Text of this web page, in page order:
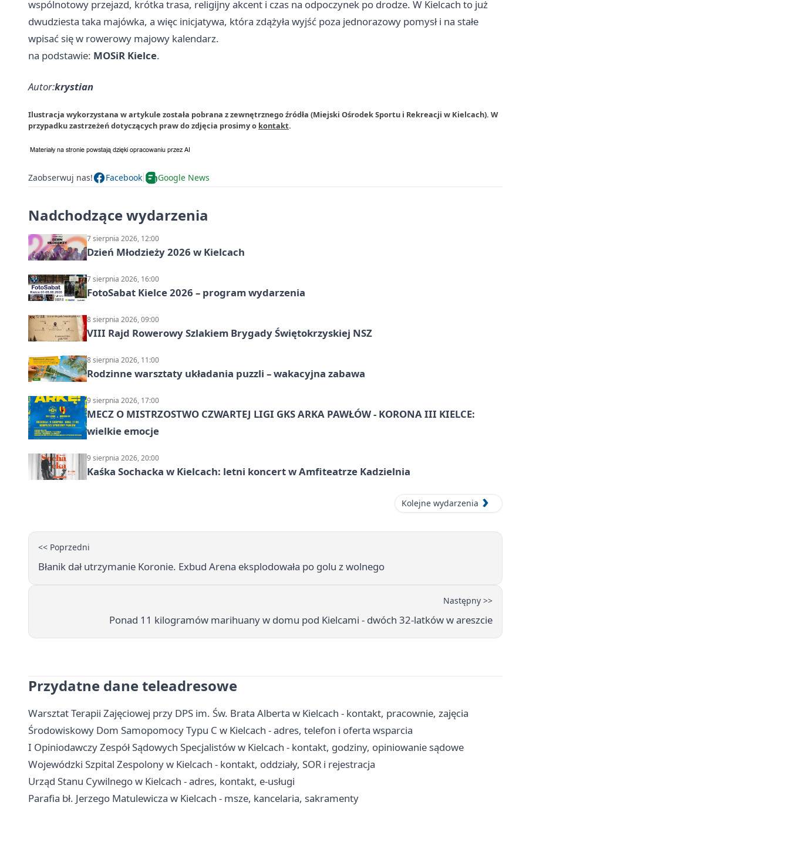
wspólnotowy przejazd, krótka trasa, religijny akcent i czas na odpoczynek po drodze. W Kielcach to już
dwudziesta taka majówka, a więc inicjatywa, która zdążyła wyjść poza jednorazowy pomysł i na stałe
wpisać się w rowerowy majowy kalendarz.
na podstawie: MOSiR Kielce.
Autor:krystian
Ilustracja wykorzystana w artykule została pobrana z zewnętrznego źródła (Miejski Ośrodek Sportu i Rekreacji w Kielcach). W
przypadku zastrzeżeń dotyczących praw do zdjęcia prosimy o kontakt.
Zaobserwuj nas! Facebook Google News
Nadchodzące wydarzenia
7 sierpnia 2026, 12:00
Dzień Młodzieży 2026 w Kielcach
7 sierpnia 2026, 16:00
FotoSabat Kielce 2026 – program wydarzenia
8 sierpnia 2026, 09:00
VIII Rajd Rowerowy Szlakiem Brygady Świętokrzyskiej NSZ
8 sierpnia 2026, 11:00
Rodzinne warsztaty układania puzzli – wakacyjna zabawa
9 sierpnia 2026, 17:00
MECZ O MISTRZOSTWO CZWARTEJ LIGI GKS ARKA PAWŁÓW - KORONA III KIELCE:
wielkie emocje
9 sierpnia 2026, 20:00
Kaśka Sochacka w Kielcach: letni koncert w Amfiteatrze Kadzielnia
Kolejne wydarzenia
<< Poprzedni
Błanik dał utrzymanie Koronie. Exbud Arena eksplodowała po golu z wolnego
Następny >>
Ponad 11 kilogramów marihuany w domu pod Kielcami - dwóch 32-latków w areszcie
Przydatne dane teleadresowe
Warsztat Terapii Zajęciowej przy DPS im. Św. Brata Alberta w Kielcach - kontakt, pracownie, zajęcia
Środowiskowy Dom Samopomocy Typu C w Kielcach - adres, telefon i oferta wsparcia
I Opiniodawczy Zespół Sądowych Specjalistów w Kielcach - kontakt, godziny, opiniowanie sądowe
Wojewódzki Szpital Zespolony w Kielcach - kontakt, oddziały, SOR i rejestracja
Urząd Stanu Cywilnego w Kielcach - adres, kontakt, e-usługi
Parafia bł. Jerzego Matulewicza w Kielcach - msze, kancelaria, sakramenty